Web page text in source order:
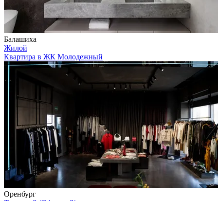
Балашиха
Жилой
Квартира в ЖК Молодежный
Оренбург